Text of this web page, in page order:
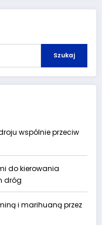
Szukaj
wspólnie przeciw
do kierowania
dróg
i marihuaną przez